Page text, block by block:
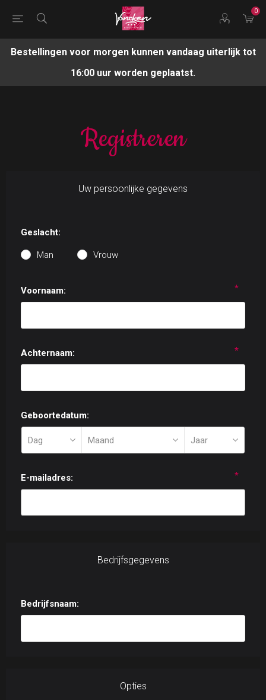
0
Bestellingen voor morgen kunnen vandaag uiterlijk tot
16:00 uur worden geplaatst.
Registreren
Uw persoonlijke gegevens
Geslacht:
Man Vrouw
Voornaam: *
Achternaam: *
Geboortedatum:
E-mailadres: *
Bedrijfsgegevens
Bedrijfsnaam:
Opties